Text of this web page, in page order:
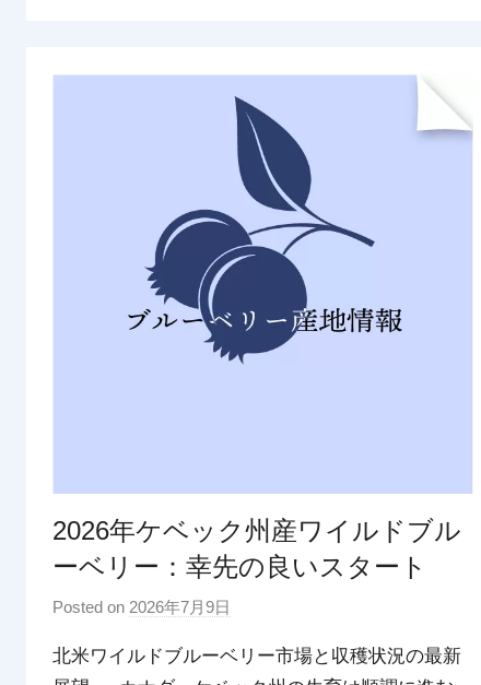
2026年ケベック州産ワイルドブル
ーベリー：幸先の良いスタート
Posted on 2026年7月9日
p
北米ワイルドブルーベリー市場と収穫状況の最新